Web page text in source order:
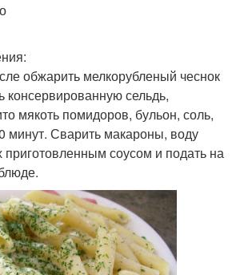
обжарить мелкорубленый чеснок
консервированную сельдь,
мякоть помидоров, бульон, соль,
минут. Сварить макароны, воду
приготовленным соусом и подать на